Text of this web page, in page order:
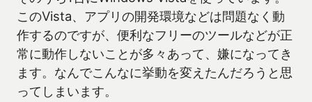
このVista、アプリの開発環境などは問題なく動
作するのですが、便利なフリーのツールなどが正
常に動作しないことが多々あって、嫌になってき
ます。なんでこんなに挙動を変えたんだろうと思
ってしまいます。